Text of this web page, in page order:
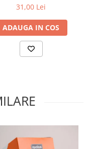
31,00 Lei
ADAUGA IN COS